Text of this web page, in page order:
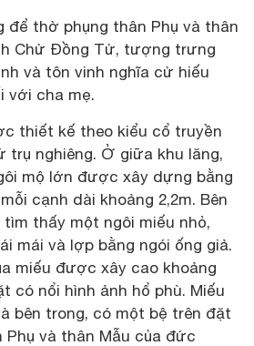
để thờ phụng thân Phụ và thân
Chử Đồng Tử, tượng trưng
và tôn vinh nghĩa cử hiếu
với cha mẹ.
thiết kế theo kiểu cổ truyền
trụ nghiêng. Ở giữa khu lăng,
mộ lớn được xây dựng bằng
cạnh dài khoảng 2,2m. Bên
thấy một ngôi miếu nhỏ,
mái và lợp bằng ngói ống giả.
miếu được xây cao khoảng
có nổi hình ảnh hổ phù. Miếu
bên trong, có một bệ trên đặt
và thân Mẫu của đức